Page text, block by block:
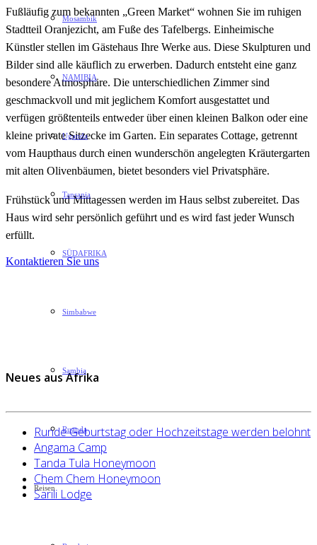
Mosambik
NAMIBIA
Uganda
Tansania
SÜDAFRIKA
Simbabwe
Sambia
Ruanda
Reisen
Fußläufig zum bekannten „Green Market“ wohnen Sie im ruhigen
Stadtteil Oranjezicht, am Fuße des Tafelbergs. Einheimische
Künstler stellen im Gästehaus Ihre Werke aus. Diese Skulpturen und
Bilder sind alle käuflich zu erwerben. Dadurch entsteht eine ganz
besondere Atmosphäre. Die unterschiedlichen Zimmer sind
geschmackvoll und mit jeglichem Komfort ausgestattet und
verfügen größtenteils entweder über einen kleinen Balkon oder eine
kleine private Sitzecke im Garten. Ein separates Cottage, getrennt
vom Haupthaus durch einen wunderschön angelegten Kräutergarten
mit alten Olivenbäumen, bietet besonders viel Privatsphäre.
Frühstück und Mittagessen werden im Haus selbst zubereitet. Das
Haus wird sehr persönlich geführt und es wird fast jeder Wunsch
erfüllt.
Kontaktieren Sie uns
Neues aus Afrika
Runde Geburtstag oder Hochzeitstage werden belohnt
Angama Camp
Tanda Tula Honeymoon
Chem Chem Honeymoon
Sarili Lodge